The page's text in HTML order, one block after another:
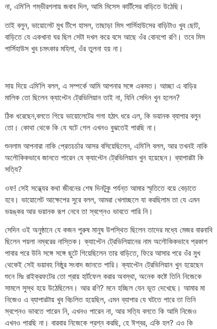
না, এমি’লি গম্ভীরগলায় জবাব দিল, আমি মিসেস কার্টিসের বাড়িতে উঠেছি।
তাই বলুন, ভায়োলেট মুখ টিপে হাসল, তাছাড়া মিস পার্সিহাউসের বাড়িটাও খুব ছোট,
বাড়িতে যে একখানা ঘর ছিল সেটা দখল করে বসে আছে ওঁর বোনপো রণি। তবে মিস
পার্সিহাউস খুব চমৎকার মহিলা, ওঁর তুলনা হয় না।
সায় দিয়ে এমি’লি বলল, এ সম্পর্কে আমি আপনার সঙ্গে একমত। আচ্ছা এ বাড়ির
মালিক তো ছিলেন ক্যাপ্টেন ট্রেভিলিয়ান তাই না, যিনি সেদিন খুন হলেন?
ঠিক ধরেছেন,বলতে গিয়ে ভায়োলেটের গলা হঠাৎ ধরে এল, কি ভয়ানক ব্যাপার বলুন
তো। কোথা থেকে কি যে ঘটে গেল এখনও বুঝতেই পারছি না।
শুনলাম আপনারা নাকি প্রেতচর্চার আসর বসিয়েছিলেন, এমি’লি বলল, আর তখনই নাকি
অলৌকিকভাবে জানতে পারেন যে ক্যাপ্টেন ট্রেভিলিয়ান খুন হয়েছেন। ব্যাপারটা কি
সত্যি?
ওফ! সেই সন্ধ্যের কথা জীবনের শেষ দিনটুকু পর্যন্ত আমার স্মৃতিতে বয়ে বেড়াতে
হবে। ভায়োলেট আক্ষেপের সুরে বলল, আমরা খেলাচ্ছলে যা করছিলাম তা যে এমন
ভয়ঙ্কর আর ভয়ানক রূপ নেবে তা স্বপ্নেও ভাবতে পারি নি।
সেদিন ওই অনুষ্ঠানে যে কজন পুরুষ মানুষ উপস্থিত ছিলেন তাদের মধ্যে মেজর বারনাবি
ছিলেন পয়লা নম্বরের নাস্তিক। ক্যাপ্টেন ট্রেভিলিয়ানের নাম অলৌকিকভাবে প্রকাশ
পাবার পরে উনি সঙ্গে সঙ্গে ছুটে গিয়েছিলেন তার বাড়িতে, ফিরে আসার পরে ওঁর মুখ
থেকেই সেই ভয়াবহ নিষ্ঠুর সংবাদ জানতে পারি। ক্যাপ্টেন ট্রেভিলিয়ান খুন হয়েছেন
শুনে মিঃ রাইক্রফটের তো প্রায় হার্টফেল করার অবস্থা, অনেক কষ্টে তিনি নিজেকে
সামলে সুস্থ হয়ে উঠেছিলেন। আর রণি? মনে হচ্ছিল যেন ভূত দেখেছে। আমার মা
নিজেও এ ব্যাপারটায় খুব বিচলিত হয়েছিল, এমন ব্যাপার যে ঘটতে পারে তা তিনি
স্বপ্নেও ভাবতে পারেন নি, এখনও পারেন না, আর সত্যি বলতে কি আমি নিজেও
এখনও পারছি না। বারবার নিজেকে প্রশ্ন করছি, হে ঈশ্বর, একি হল? এও কি